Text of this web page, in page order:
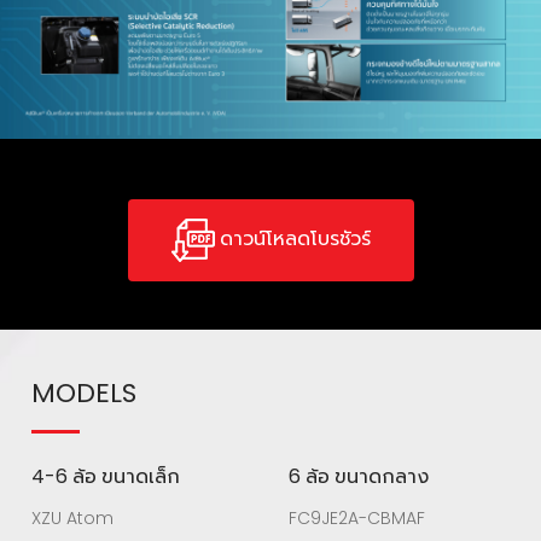
ดาวน์โหลดโบรชัวร์
MODELS
4-6 ล้อ ขนาดเล็ก
XZU Atom
6 ล้อ ขนาดกลาง
FC9JE2A-CBMAF